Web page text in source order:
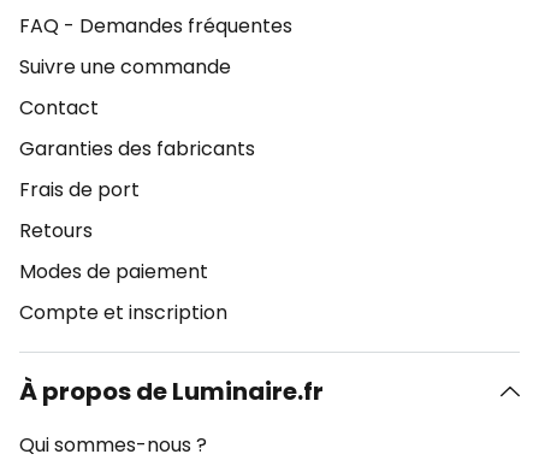
FAQ - Demandes fréquentes
Suivre une commande
Contact
Garanties des fabricants
Frais de port
Retours
Modes de paiement
Compte et inscription
À propos de Luminaire.fr
Qui sommes-nous ?